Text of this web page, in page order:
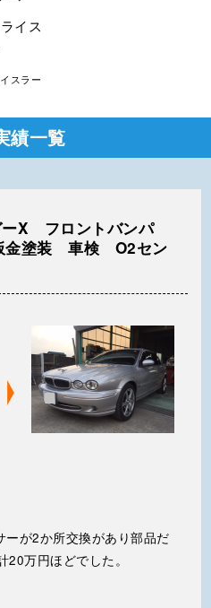
スラー
績一覧
X フロントバンパ
塗装 車検 O2セン
が2か所交換があり部品だ
万円ほどでした。